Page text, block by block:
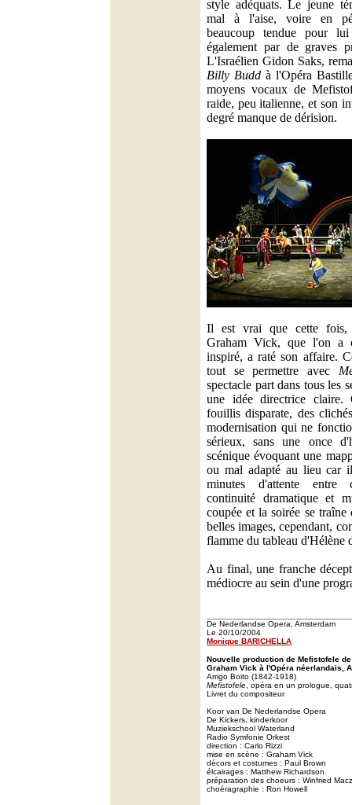
style adéquats. Le jeune
mal à l'aise, voire en
beaucoup tendue pour
également par de graves
L'Israélien Gidon Saks,
Billy Buddà l'Opéra
moyens vocaux de
raide, peu italienne, et son
degré manque de dérision.
Il est vrai que cette fois,
Graham Vick, que l'on a
inspiré, a raté son affaire.
tout se permettre avec
spectacle part dans tous les
une idée directrice
fouillis disparate, des
modernisation qui ne
sérieux, sans une once
scénique évoquant une
ou mal adapté au lieu car
minutes d'attente entre
continuité dramatique et
coupée et la soirée se
belles images, cependant,
flamme du tableau d'Hélène
Au final, une franche
médiocre au sein d'une
De Nederlandse Opera, Amsterdam
Le 20/10/2004
Monique BARICHELLA
Nouvelle production de Mefistofele
Graham Vick à l'Opéra néerlandais,
Arrigo Boito (1842-1918)
Mefistofele , opéra en un prologue,
Livret du compositeur
Koor van De Nederlandse Opera
De Kickers, kinderkoor
Muziekschool Waterland
Radio Symfonie Orkest
direction : Carlo Rizzi
mise en scène : Graham Vick
décors et costumes : Paul Brown
élcairages : Matthew Richardson
préparation des choeurs : Winfried
choéragraphie : Ron Howell